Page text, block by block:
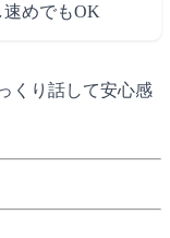
めでもOK
くり話して安心感